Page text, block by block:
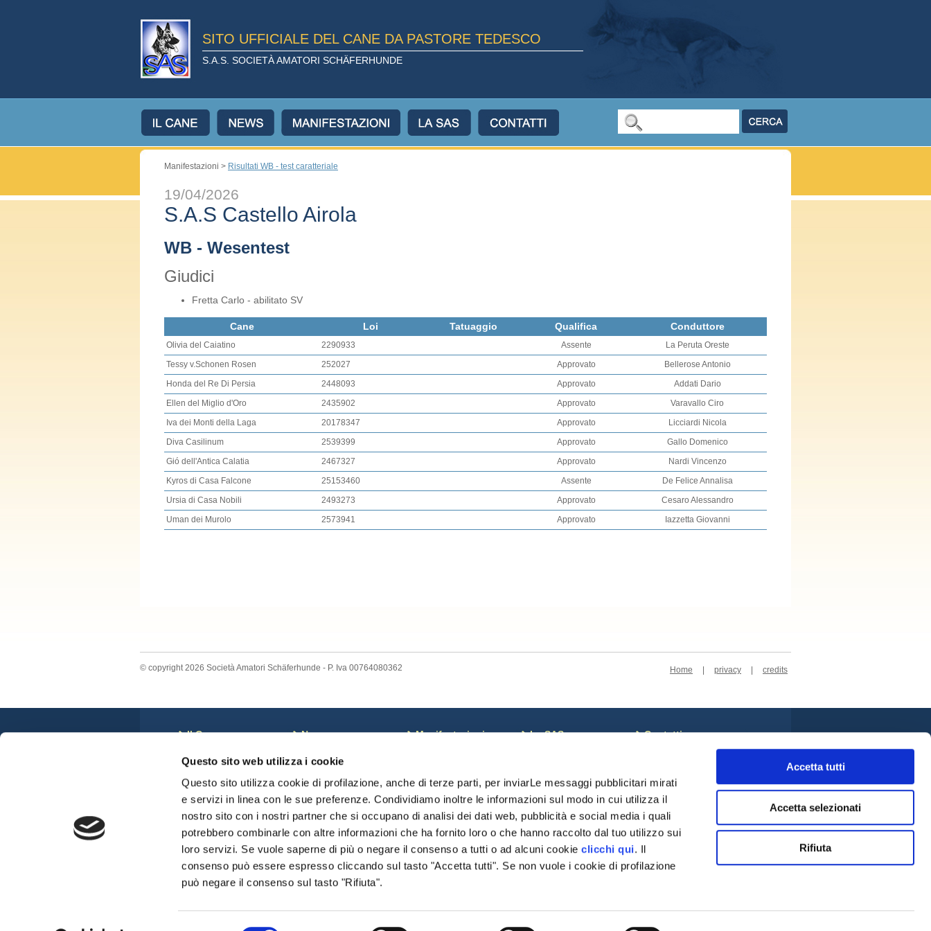
Questo sito web utilizza i cookie
Questo sito utilizza cookie di profilazione, anche di terze parti, per inviarLe messaggi pubblicitari mirati
e servizi in linea con le sue preferenze. Condividiamo inoltre le informazioni sul modo in cui utilizza il
nostro sito con i nostri partner che si occupano di analisi dei dati web, pubblicità e social media i quali
potrebbero combinarle con altre informazioni che ha fornito loro o che hanno raccolto dal tuo utilizzo sui
loro servizi. Se vuole saperne di più o negare il consenso a tutti o ad alcuni cookieclicchi qui. Il
consenso può essere espresso cliccando sul tasto "Accetta tutti". Se non vuole i cookie di profilazione
può negare il consenso sul tasto "Rifiuta".
Accetta tutti
Accetta selezionati
Rifiuta
SITO UFFICIALE DEL CANE DA PASTORE TEDESCO
S.A.S. SOCIETÀ AMATORI SCHÄFERHUNDE
Manifestazioni > Risultati WB - test caratteriale
19/04/2026
S.A.S Castello Airola
WB - Wesentest
Giudici
Fretta Carlo - abilitato SV
Cane Loi Tatuaggio Qualifica Conduttore
Olivia del Caiatino 2290933 Assente
La Peruta Oreste
Tessy v.Schonen Rosen
252027 Approvato
Bellerose Antonio
Honda del Re Di Persia
2448093 Approvato
Addati Dario
Ellen del Miglio d'Oro
2435902 Approvato
Varavallo Ciro
Iva dei Monti della Laga
20178347 Approvato
Licciardi Nicola
Diva Casilinum
2539399 Approvato
Gallo Domenico
Gió dell'Antica Calatia
2467327 Approvato
Nardi Vincenzo
Kyros di Casa Falcone
25153460 Assente
De Felice Annalisa
Ursia di Casa Nobili
2493273 Approvato
Cesaro Alessandro
Uman dei Murolo
2573941 Approvato Iazzetta Giovanni
© copyright 2026 Società Amatori Schäferhunde - P. Iva 00764080362 Home privacy credits
Il Cane
Anatomia del Cane
Standard di Razza
Cuccioli Disponibili
News
Notizie dal Mondo
Soci sospesi
Comunicazioni monte
Manifestazioni
Risultati Campionati
Risultati Manifestazioni
Date importanti
Modulistica
La SAS
Statuto SAS
Cariche Sociali
Organismi
Modulistica
Contatti
Privacy Policy
Rivedi le tue scelte sui
cookie
Credits
Social